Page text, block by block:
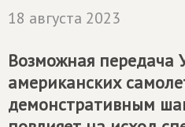
18 августа 2023
Возможная передача
американских
демонстративным